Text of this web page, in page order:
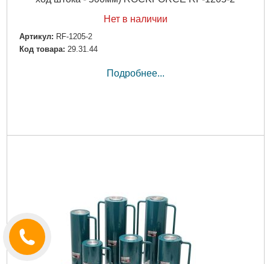
Нет в наличии
Артикул: RF-1205-2
Код товара: 29.31.44
Подробнее...